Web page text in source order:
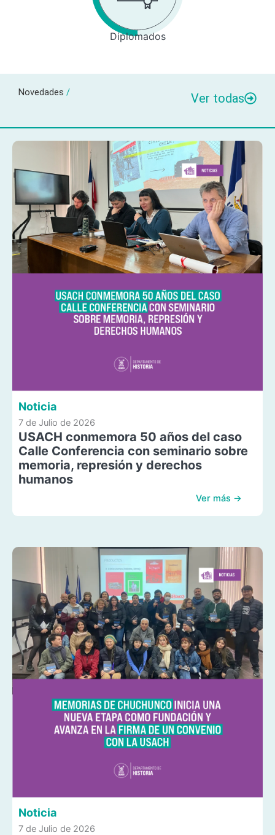
Diplomados
Novedades / Ver todas
Noticia
7 de Julio de 2026
USACH conmemora 50 años del caso
Calle Conferencia con seminario sobre
memoria, represión y derechos
humanos
Ver más →
Noticia
7 de Julio de 2026